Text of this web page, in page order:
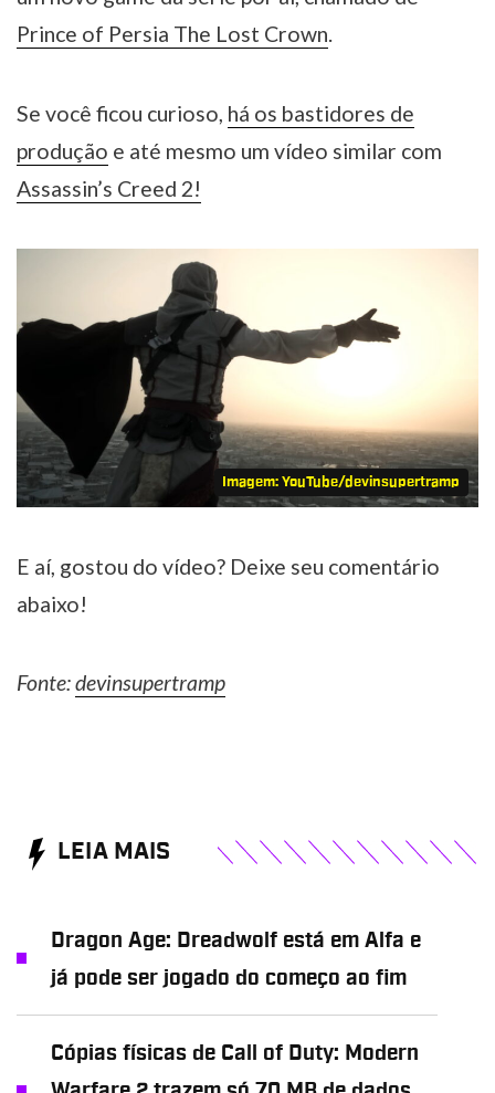
Prince of Persia The Lost Crown.
Se você ficou curioso, há os bastidores de
produção e até mesmo um vídeo similar com
Assassin’s Creed 2!
Imagem: YouTube/devinsupertramp
E aí, gostou do vídeo? Deixe seu comentário
abaixo!
Fonte:devinsupertramp
LEIA MAIS
Dragon Age: Dreadwolf está em Alfa e
já pode ser jogado do começo ao fim
Cópias físicas de Call of Duty: Modern